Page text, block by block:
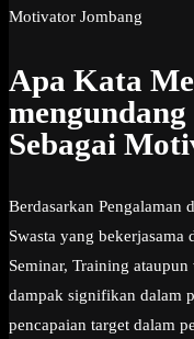
Motivator Jombang
Apa Kata
Sebagai
Berdasarkan Pengalaman
Swasta yang
Seminar, Training
dampak signifikan dalam
pencapaian target dalam